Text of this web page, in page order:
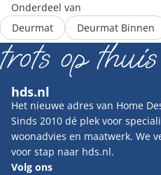
Onderdeel van
Deurmat
Deurmat Binnen
hds.nl
Het nieuwe adres van Home
Sinds 2010 dé plek voor
woonadvies en maatwerk. We
voor stap naar hds.nl.
Volg ons